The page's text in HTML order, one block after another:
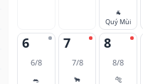
🐐
Quý Mùi
6
6/8
🐀
7
7/8
🐂
8
8/8
🐅